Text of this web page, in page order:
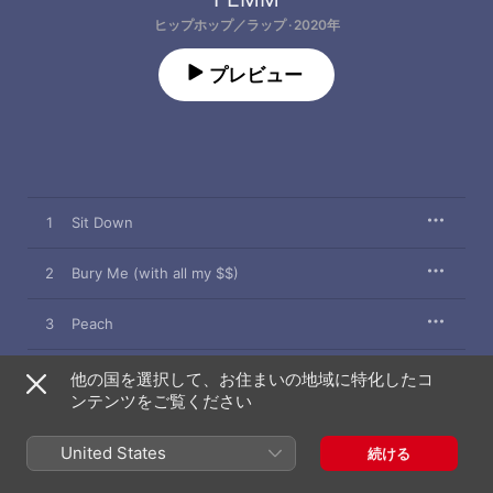
ヒップホップ／ラップ · 2020年
プレビュー
1 Sit Down
2 Bury Me (with all my $$)
3 Peach
4 Play by the Rules
6 Level Up (feat. Duke of Harajuku)
他の国を選択して、お住まいの地域に特化したコ
ンテンツをご覧ください
United States 続ける